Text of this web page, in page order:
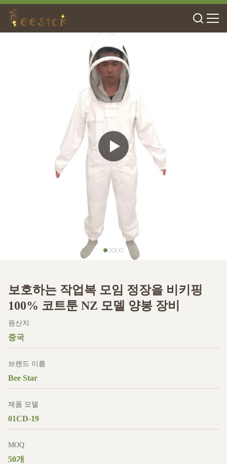
보호하는 작업복 모임 정장을 비키핑
100% 코트툰 NZ 모델 양봉 장비
원산지
중국
브랜드 이름
Bee Star
제품 모델
01CD-19
MOQ
50개